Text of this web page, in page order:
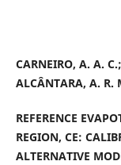
CARNEIRO, A. A.
ALCÂNTARA, A. R.
REFERENCE
REGION, CE:
ALTERNATIVE